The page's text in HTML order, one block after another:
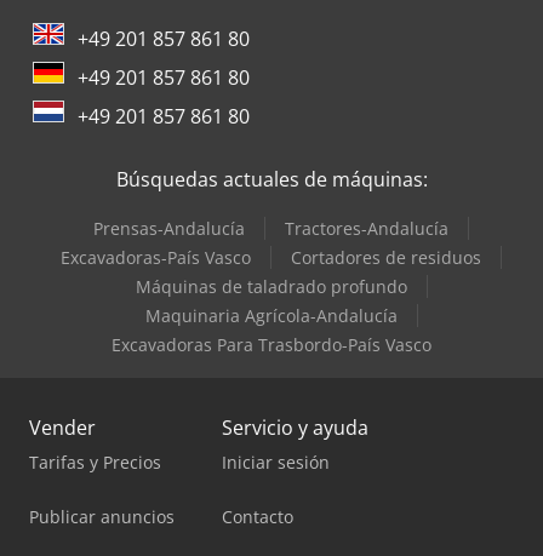
+49 201 857 861 80
+49 201 857 861 80
+49 201 857 861 80
Búsquedas actuales de máquinas:
Prensas-Andalucía
Tractores-Andalucía
Excavadoras-País Vasco
Cortadores de residuos
Máquinas de taladrado profundo
Maquinaria Agrícola-Andalucía
Excavadoras Para Trasbordo-País Vasco
Vender
Tarifas y Precios
Publicar anuncios
Servicio y ayuda
Iniciar sesión
Contacto